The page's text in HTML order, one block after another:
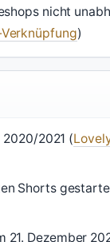
nicht
)
2021 (
Shorts
21. Dezember